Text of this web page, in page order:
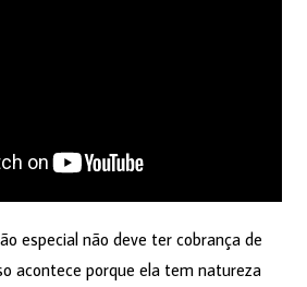
especial não deve ter cobrança de
acontece porque ela tem natureza